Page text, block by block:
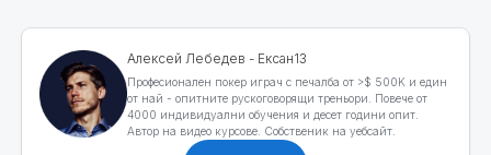
Алексей Лебедев - Ексан13
Професионален покер играч с печалба от >$ 500K и един
от най - опитните рускоговорящи треньори. Повече от
4000 индивидуални обучения и десет години опит.
Автор на видео курсове. Собственик на уебсайт.